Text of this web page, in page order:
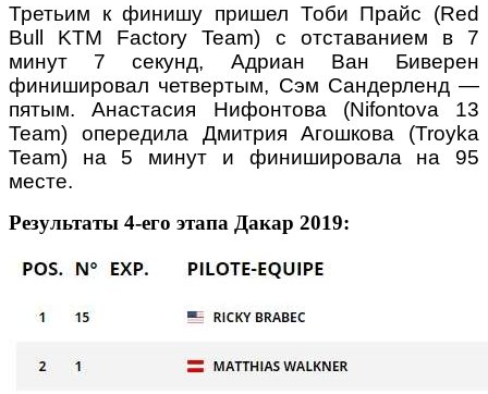
Третьим к финишу пришел Тоби Прайс (Red
Bull KTM Factory Team) с отставанием в 7
минут 7 секунд, Адриан Ван Биверен
финишировал четвертым, Сэм Сандерленд —
пятым. Анастасия Нифонтова (Nifontova 13
Team) опередила Дмитрия Агошкова (Troyka
Team) на 5 минут и финишировала на 95
месте.
Результаты 4-его этапа Дакар 2019: